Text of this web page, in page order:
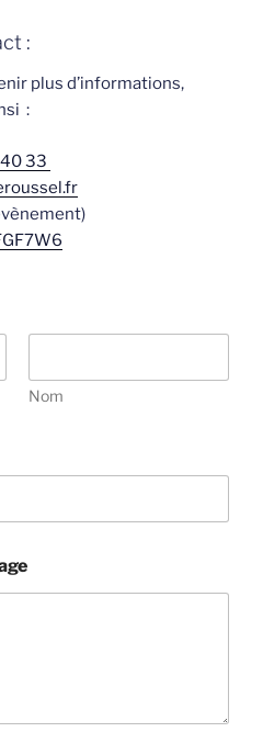
:
plus d’informations,
:
33
Nom